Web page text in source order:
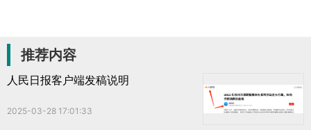
推荐内容
人民日报客户端发稿说明
2025-03-28 17:01:33